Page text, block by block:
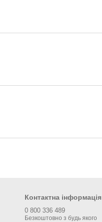
Контактна інформація
0 800 336 489